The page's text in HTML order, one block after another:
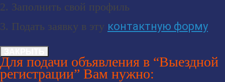
2. Заполнить свой профиль
3. Подать заявку в эту контактную форму
Для подачи объявления в “Выездной
регистрации” Вам нужно: